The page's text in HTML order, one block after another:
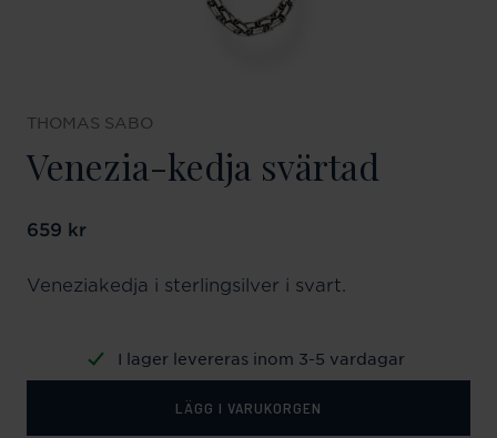
THOMAS SABO
Venezia-kedja svärtad
Pris :659 kr
659 kr
Veneziakedja i sterlingsilver i svart.
I lager levereras inom 3-5 vardagar
LÄGG I VARUKORGEN